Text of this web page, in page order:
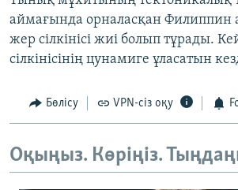
аймағында орналасқан Филиппин
жер сілкінісі жиі болып тұрады.
сілкінісінің цунамиге ұласатын
Бөлісу VPN-сіз оқу
Оқыңыз. Көріңіз.